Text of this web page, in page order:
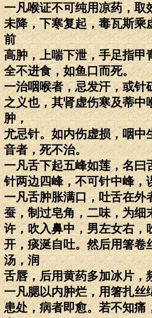
一凡喉证不可纯用凉药，取
未降，下寒复起，毒瓦斯乘
前
高肿，上喘下泄，手足指甲
全不进食，如鱼口而死。
一治咽喉者，忌发汗，或针
之义也，其肾虚伤寒及蒂中
肿，
尤忌针。如内伤虚损，咽中
音者，死不治。
一凡舌下起五峰如莲，名曰
针两边四峰，不可针中峰，
一凡舌肿胀满口，吐舌在外
蚕，制过皂角，二味，为细
许，吹入鼻中，男左女右，
开，痰涎自吐。然后用箸卷
汤，润
舌唇，后用黄药多加冰片，
一凡腮以内肿烂，用箸扎丝
患处，病者即愈。若不知痛